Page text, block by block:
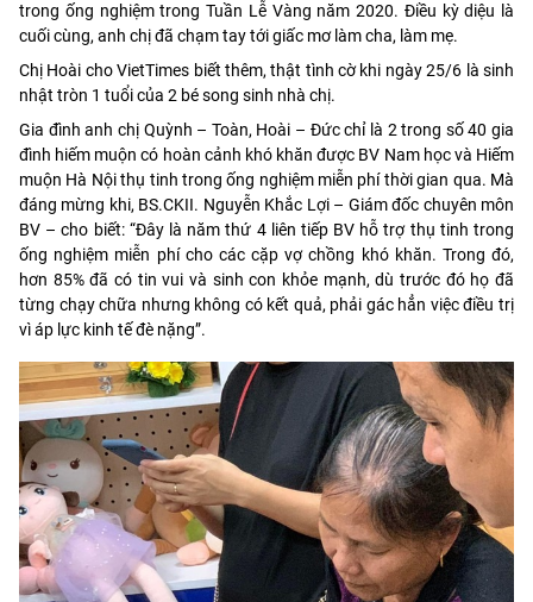
trong ống nghiệm trong Tuần Lễ Vàng năm 2020. Điều kỳ diệu là
cuối cùng, anh chị đã chạm tay tới giấc mơ làm cha, làm mẹ.
Chị Hoài cho VietTimes biết thêm, thật tình cờ khi ngày 25/6 là sinh
nhật tròn 1 tuổi của 2 bé song sinh nhà chị.
Gia đình anh chị Quỳnh – Toàn, Hoài – Đức chỉ là 2 trong số 40 gia
đình hiếm muộn có hoàn cảnh khó khăn được BV Nam học và Hiếm
muộn Hà Nội thụ tinh trong ống nghiệm miễn phí thời gian qua. Mà
đáng mừng khi, BS.CKII. Nguyễn Khắc Lợi – Giám đốc chuyên môn
BV – cho biết: “Đây là năm thứ 4 liên tiếp BV hỗ trợ thụ tinh trong
ống nghiệm miễn phí cho các cặp vợ chồng khó khăn. Trong đó,
hơn 85% đã có tin vui và sinh con khỏe mạnh, dù trước đó họ đã
từng chạy chữa nhưng không có kết quả, phải gác hẳn việc điều trị
vì áp lực kinh tế đè nặng”.